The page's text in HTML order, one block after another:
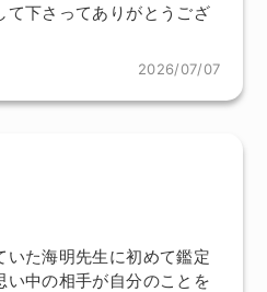
て下さってありがとうござ
2026/07/07
いた海明先生に初めて鑑定
い中の相手が自分のことを